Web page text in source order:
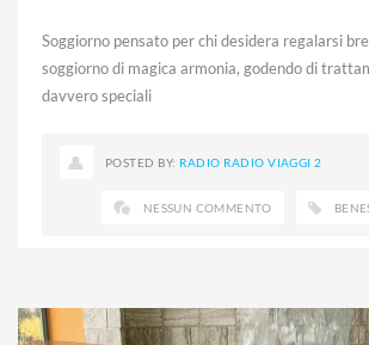
Soggiorno pensato per chi desidera regalarsi
soggiorno di magica armonia, godendo di
davvero speciali
POSTED BY: RADIO RADIO VIAGGI 2
NESSUN COMMENTO